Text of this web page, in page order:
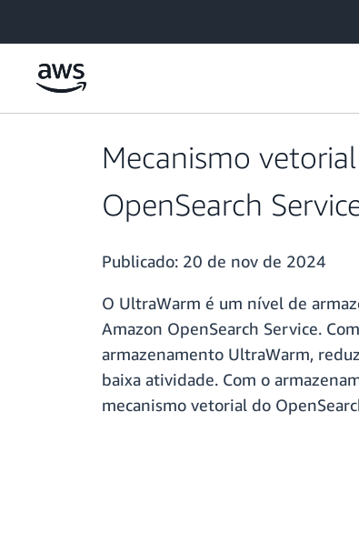
Mecanismo
OpenSearch
Publicado: 20 de nov de 2024
O UltraWarm é um nível de
Amazon OpenSearch Service.
armazenamento UltraWarm,
baixa atividade. Com o
mecanismo vetorial do